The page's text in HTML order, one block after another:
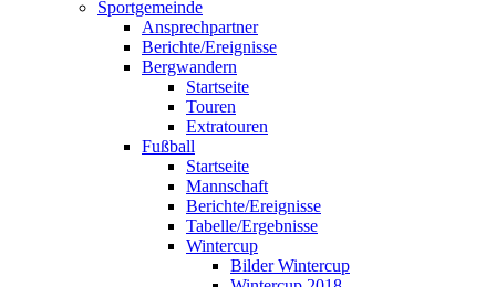
Sportgemeinde
Ansprechpartner
Berichte/Ereignisse
Bergwandern
Startseite
Touren
Extratouren
Fußball
Startseite
Mannschaft
Berichte/Ereignisse
Tabelle/Ergebnisse
Wintercup
Bilder Wintercup